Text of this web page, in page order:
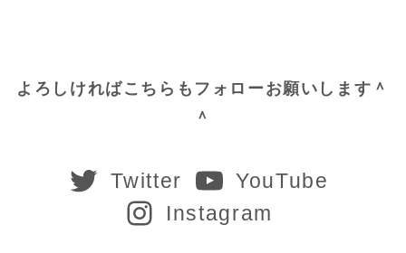
よろしければこちらもフォローお願いします＾
＾
Twitter
YouTube
Instagram